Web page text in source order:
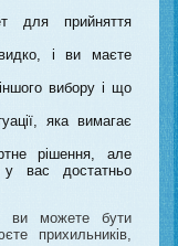
для прийняття
і ви маєте
вибору і що
яка вимагає
рішення, але
вас достатньо
ви можете бути
прихильників,